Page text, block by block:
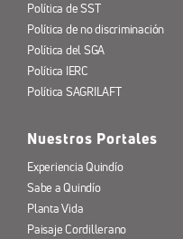
Política de SST
Política de no discriminación
Política del SGA
Política IERC
Política SAGRILAFT
Nuestros Portales
Experiencia Quindío
Sabe a Quindío
Planta Vida
Paisaje Cordillerano